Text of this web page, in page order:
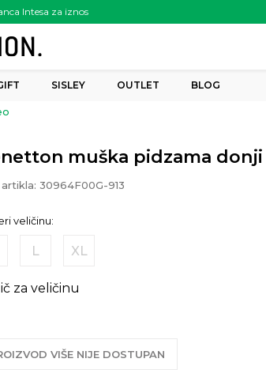
Intesa za iznos
SISLEY OUTLET BLOG
muška pidzama
artikla: 30964F00G-913
veličinu:
L XL
za veličinu
VIŠE NIJE DOSTUPAN